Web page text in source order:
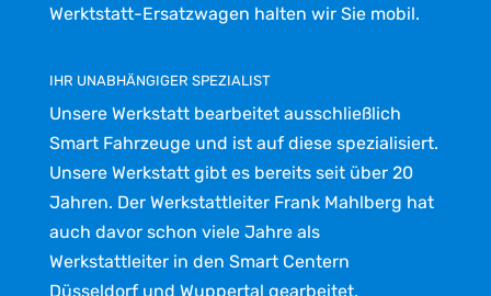
Werktstatt-Ersatzwagen halten wir Sie mobil.
IHR UNABHÄNGIGER SPEZIALIST
Unsere Werkstatt bearbeitet ausschließlich
Smart Fahrzeuge und ist auf diese spezialisiert.
Unsere Werkstatt gibt es bereits seit über 20
Jahren. Der Werkstattleiter Frank Mahlberg hat
auch davor schon viele Jahre als
Werkstattleiter in den Smart Centern
Düsseldorf und Wuppertal gearbeitet.